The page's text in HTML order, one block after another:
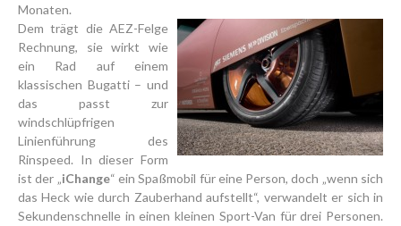
Monaten.
Dem trägt die AEZ-Felge
Rechnung, sie wirkt wie
ein Rad auf einem
klassischen Bugatti – und
das passt zur
windschlüpfrigen
Linienführung des
Rinspeed. In dieser Form
ist der „iChange“ ein Spaßmobil für eine Person, doch „wenn sich
das Heck wie durch Zauberhand aufstellt“, verwandelt er sich in
Sekundenschnelle in einen kleinen Sport-Van für drei Personen.